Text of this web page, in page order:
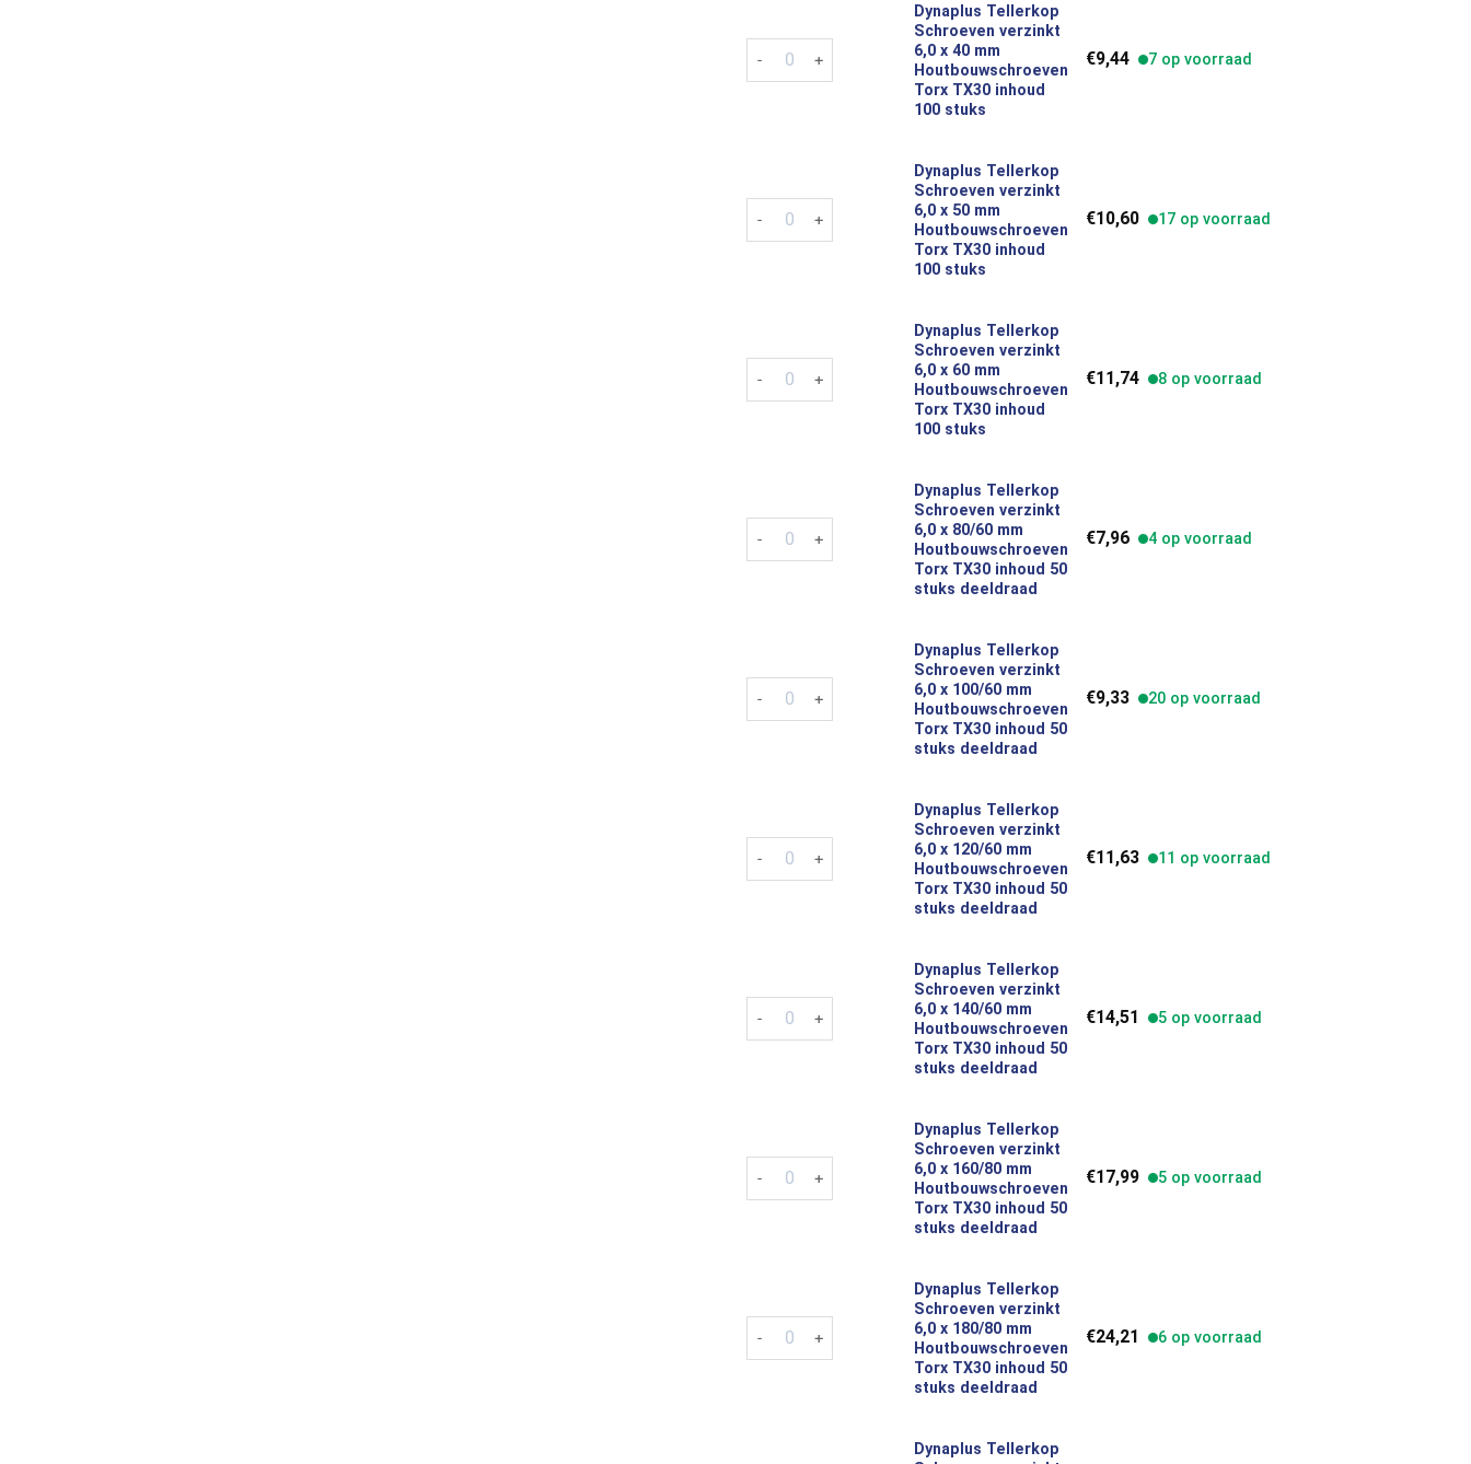
Dynaplus Tellerkop Schroeven verzinkt 6,0 x 40 mm Houtbouwschroeven Torx TX30 inhoud 100
Dynaplus Tellerkop
Schroeven verzinkt
6,0 x 40 mm
Houtbouwschroeven
Torx TX30 inhoud
100 stuks
€9,44 7 op voorraad
Dynaplus Tellerkop Schroeven verzinkt 6,0 x 50 mm Houtbouwschroeven Torx TX30 inhoud 100
Dynaplus Tellerkop
Schroeven verzinkt
6,0 x 50 mm
Houtbouwschroeven
Torx TX30 inhoud
100 stuks
€10,60 17 op voorraad
Dynaplus Tellerkop Schroeven verzinkt 6,0 x 60 mm Houtbouwschroeven Torx TX30 inhoud 100
Dynaplus Tellerkop
Schroeven verzinkt
6,0 x 60 mm
Houtbouwschroeven
Torx TX30 inhoud
100 stuks
€11,74 8 op voorraad
Dynaplus Tellerkop Schroeven verzinkt 6,0 x 80/60 mm Houtbouwschroeven Torx TX30 inhoud
Dynaplus Tellerkop
Schroeven verzinkt
6,0 x 80/60 mm
Houtbouwschroeven
Torx TX30 inhoud 50
stuks deeldraad
€7,96 4 op voorraad
Dynaplus Tellerkop Schroeven verzinkt 6,0 x 100/60 mm Houtbouwschroeven Torx TX30
Dynaplus Tellerkop
Schroeven verzinkt
6,0 x 100/60 mm
Houtbouwschroeven
Torx TX30 inhoud 50
stuks deeldraad
€9,33 20 op voorraad
Dynaplus Tellerkop Schroeven verzinkt 6,0 x 120/60 mm Houtbouwschroeven Torx TX30
Dynaplus Tellerkop
Schroeven verzinkt
6,0 x 120/60 mm
Houtbouwschroeven
Torx TX30 inhoud 50
stuks deeldraad
€11,63 11 op voorraad
Dynaplus Tellerkop Schroeven verzinkt 6,0 x 140/60 mm Houtbouwschroeven Torx TX30
Dynaplus Tellerkop
Schroeven verzinkt
6,0 x 140/60 mm
Houtbouwschroeven
Torx TX30 inhoud 50
stuks deeldraad
€14,51 5 op voorraad
Dynaplus Tellerkop Schroeven verzinkt 6,0 x 160/80 mm Houtbouwschroeven Torx TX30
Dynaplus Tellerkop
Schroeven verzinkt
6,0 x 160/80 mm
Houtbouwschroeven
Torx TX30 inhoud 50
stuks deeldraad
€17,99 5 op voorraad
Dynaplus Tellerkop Schroeven verzinkt 6,0 x 180/80 mm Houtbouwschroeven Torx TX30
Dynaplus Tellerkop
Schroeven verzinkt
6,0 x 180/80 mm
Houtbouwschroeven
Torx TX30 inhoud 50
stuks deeldraad
€24,21 6 op voorraad
Dynaplus Tellerkop